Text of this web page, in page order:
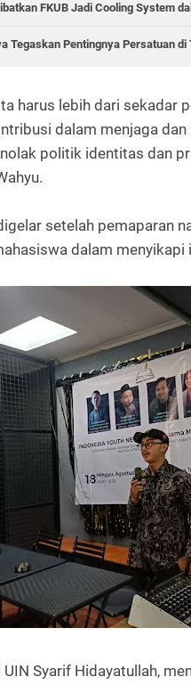
FKUB Jadi Cooling System
Tegaskan Pentingnya Persatuan di
harus lebih dari sekadar
dalam menjaga
politik identitas dan
setelah pemaparan
dalam menyikapi
Syarif Hidayatullah,